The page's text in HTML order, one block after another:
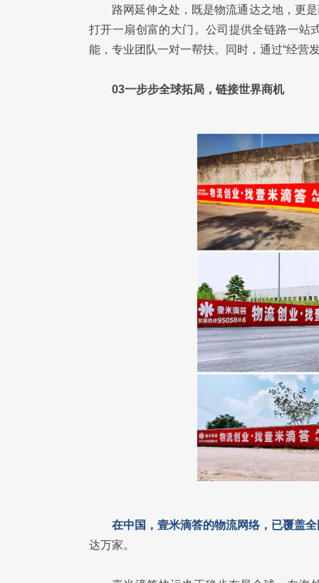
路网延伸之处，既是物流通达之地，更
打开一扇创富的大门。公司提供全链路一站
能，专业团队一对一帮扶。同时，通过“经营
03一步步全球拓局，链接世界商机
在中国，壹米滴答的物流网络，已覆盖
达万家。